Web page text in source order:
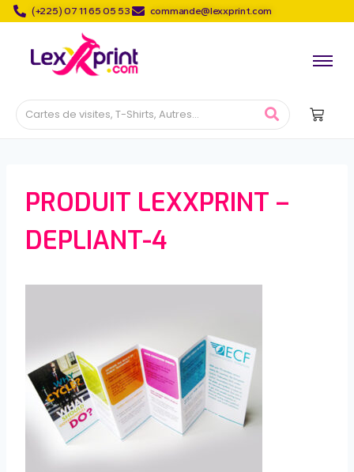
(+225) 07 11 65 05 53 commande@lexxprint.com
PRODUIT LEXXPRINT –
DEPLIANT-4